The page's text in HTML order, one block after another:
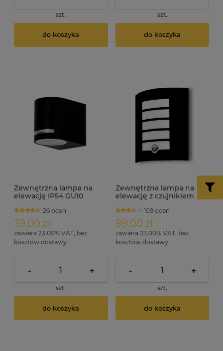
szt.
do koszyka
szt.
do koszyka
Zewnętrzna lampa na
elewację IP54 GU10
26 ocen
39,00 zł
zawiera 23.00% VAT, bez
kosztów dostawy
- +
szt.
do koszyka
Zewnętrzna lampa na
elewację z czujnikiem
E27 AREK-S czarna
109 ocen
89,00 zł
zawiera 23.00% VAT, bez
kosztów dostawy
- +
szt.
do koszyka